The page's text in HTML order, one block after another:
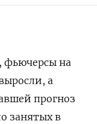
фьючерсы на
а
прогноз
занятых в